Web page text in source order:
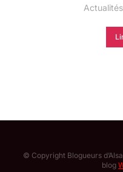
Actualités
© Copyright Blogueurs
blog